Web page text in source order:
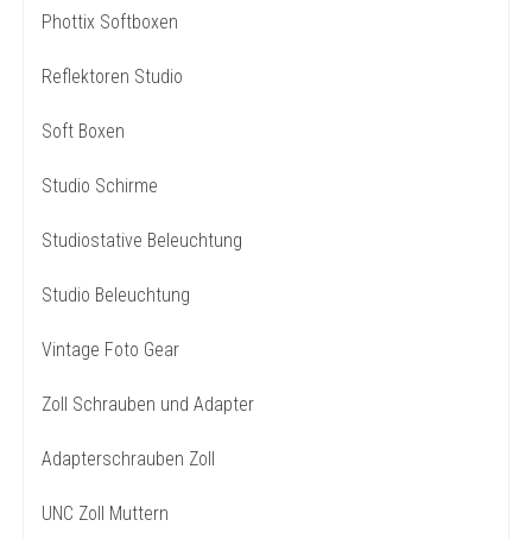
Phottix Softboxen
Reflektoren Studio
Soft Boxen
Studio Schirme
Studiostative Beleuchtung
Studio Beleuchtung
Vintage Foto Gear
Zoll Schrauben und Adapter
Adapterschrauben Zoll
UNC Zoll Muttern